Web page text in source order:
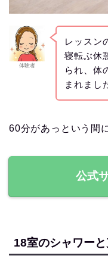
体験者
レッスン
寝転ぶ休
られ、体
まれまし
60分があっという間
公式
18室のシャワー